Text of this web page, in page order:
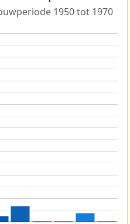
1950 tot 1970